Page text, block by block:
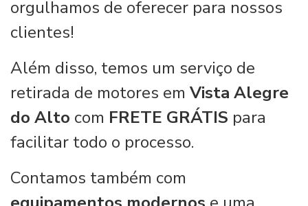
orgulhamos de oferecer para nossos
clientes!
Além disso, temos um serviço de
retirada de motores em Vista Alegre
do Alto com FRETE GRÁTIS para
facilitar todo o processo.
Contamos também com